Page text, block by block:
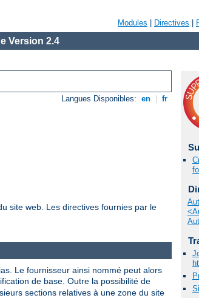
Modules Directives
Version 2.4
Langues Disponibles: en fr
site web. Les directives fournies par le
Le fournisseur ainsi nommé peut alors
de base. Outre la possibilité de
sections relatives à une zone du site